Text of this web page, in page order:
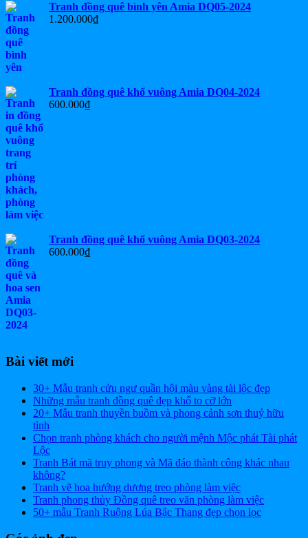
Tranh đồng quê bình yên Amia DQ05-2024
1.200.000₫
Tranh đồng quê khổ vuông Amia DQ04-2024
600.000₫
Tranh đồng quê khổ vuông Amia DQ03-2024
600.000₫
Bài viết mới
30+ Mẫu tranh cửu ngư quần hội màu vàng tài lộc đẹp
Những mẫu tranh đồng quê đẹp khổ to cỡ lớn
20+ Mẫu tranh thuyền buồm và phong cảnh sơn thuỷ hữu
tình
Chọn tranh phòng khách cho người mệnh Mộc phát Tài phát
Lộc
Tranh Bát mã truy phong và Mã đáo thành công khác nhau
không?
Tranh vẽ hoa hướng dương treo phòng làm việc
Tranh phong thủy Đồng quê treo văn phòng làm việc
50+ mẫu Tranh Ruộng Lúa Bậc Thang đẹp chọn lọc